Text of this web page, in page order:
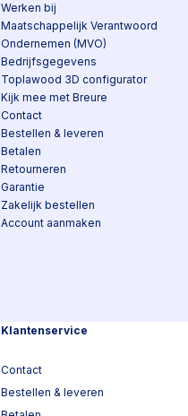
Werken bij
Maatschappelijk Verantwoord
Ondernemen (MVO)
Bedrijfsgegevens
Toplawood 3D configurator
Kijk mee met Breure
Contact
Bestellen & leveren
Betalen
Retourneren
Garantie
Zakelijk bestellen
Account aanmaken
Klantenservice
Contact
Bestellen & leveren